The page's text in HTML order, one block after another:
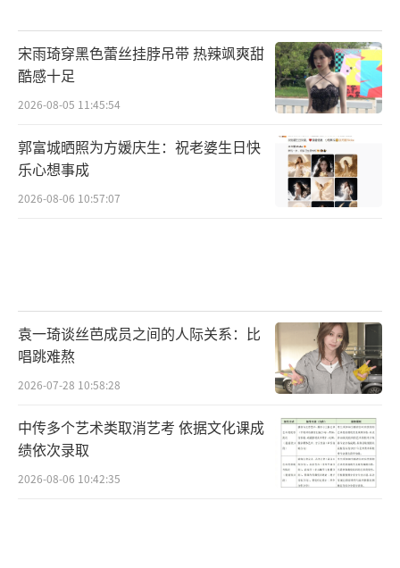
宋雨琦穿黑色蕾丝挂脖吊带 热辣飒爽甜
酷感十足
2026-08-05 11:45:54
郭富城晒照为方媛庆生：祝老婆生日快
乐心想事成
2026-08-06 10:57:07
袁一琦谈丝芭成员之间的人际关系：比
唱跳难熬
2026-07-28 10:58:28
中传多个艺术类取消艺考 依据文化课成
绩依次录取
2026-08-06 10:42:35